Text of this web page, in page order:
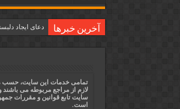
آخرین خبرها دعای ایجاد
آیات قرآنی
تمامی خدمات این سایت، حسب
لازم از مراجع مربوطه می باشند
سایت تابع قوانین و مقررات
است.